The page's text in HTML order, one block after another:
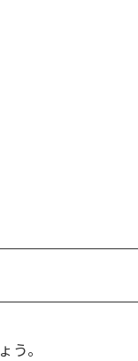
う。